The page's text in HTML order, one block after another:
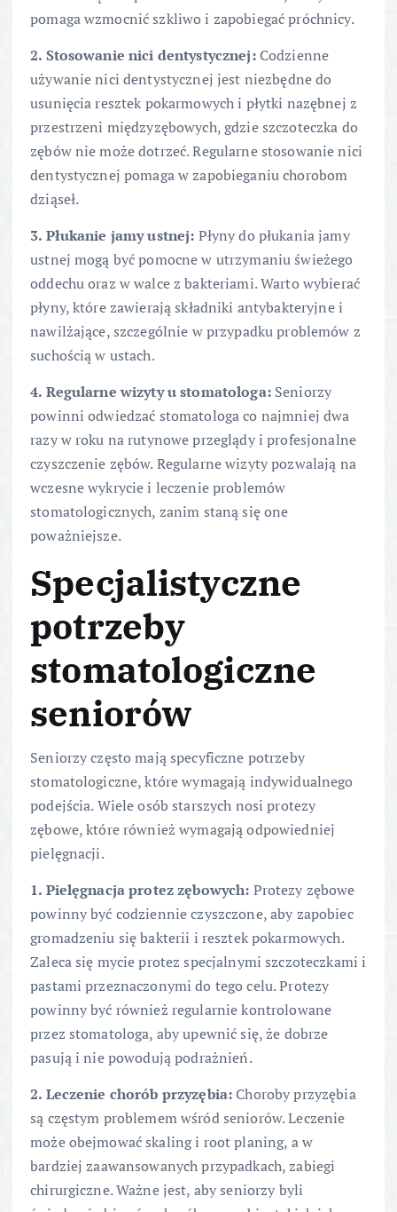
pomaga wzmocnić szkliwo i zapobiegać próchnicy.
2. Stosowanie nici dentystycznej:Codzienne
używanie nici dentystycznej jest niezbędne do
usunięcia resztek pokarmowych i płytki nazębnej z
przestrzeni międzyzębowych, gdzie szczoteczka do
zębów nie może dotrzeć. Regularne stosowanie nici
dentystycznej pomaga w zapobieganiu chorobom
dziąseł.
3. Płukanie jamy ustnej: Płyny do płukania jamy
ustnej mogą być pomocne w utrzymaniu świeżego
oddechu oraz w walce z bakteriami. Warto wybierać
płyny, które zawierają składniki antybakteryjne i
nawilżające, szczególnie w przypadku problemów z
suchością w ustach.
4. Regularne wizyty u stomatologa:Seniorzy
powinni odwiedzać stomatologa co najmniej dwa
razy w roku na rutynowe przeglądy i profesjonalne
czyszczenie zębów. Regularne wizyty pozwalają na
wczesne wykrycie i leczenie problemów
stomatologicznych, zanim staną się one
poważniejsze.
Specjalistyczne
potrzeby
stomatologiczne
seniorów
Seniorzy często mają specyficzne potrzeby
stomatologiczne, które wymagają indywidualnego
podejścia. Wiele osób starszych nosi protezy
zębowe, które również wymagają odpowiedniej
pielęgnacji.
1. Pielęgnacja protez zębowych: Protezy zębowe
powinny być codziennie czyszczone, aby zapobiec
gromadzeniu się bakterii i resztek pokarmowych.
Zaleca się mycie protez specjalnymi szczoteczkami i
pastami przeznaczonymi do tego celu. Protezy
powinny być również regularnie kontrolowane
przez stomatologa, aby upewnić się, że dobrze
pasują i nie powodują podrażnień.
2. Leczenie chorób przyzębia: Choroby przyzębia
są częstym problemem wśród seniorów. Leczenie
może obejmować skaling i root planing, a w
bardziej zaawansowanych przypadkach, zabiegi
chirurgiczne. Ważne jest, aby seniorzy byli